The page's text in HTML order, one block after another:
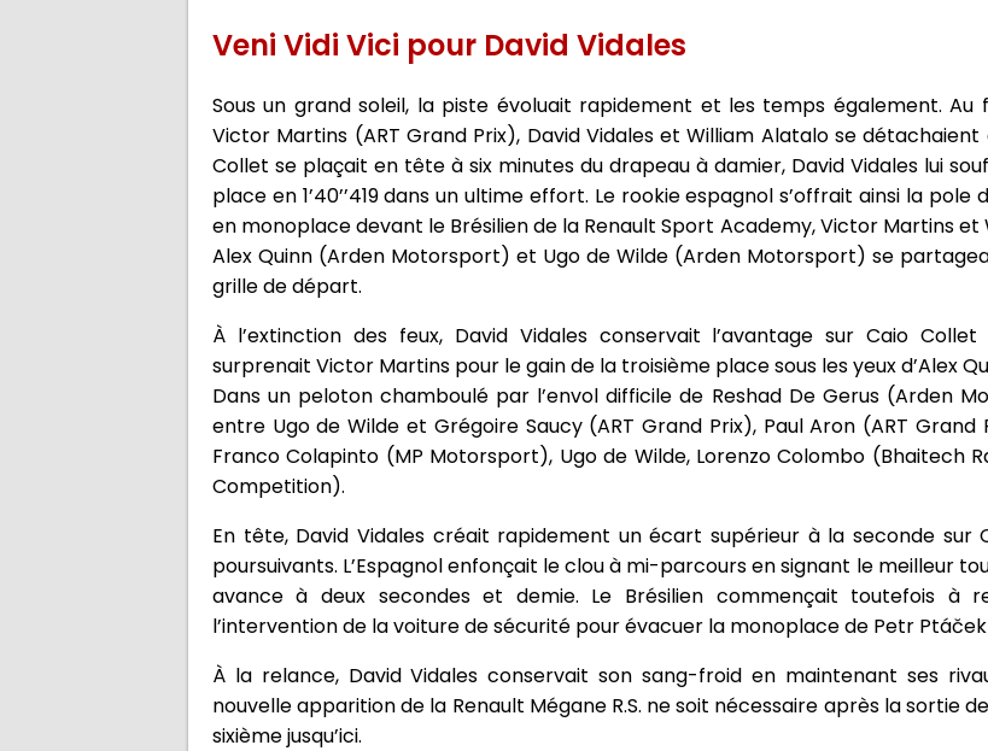
Veni Vidi Vici pour David Vidales
Sous un grand soleil, la piste évoluait rapidement et les temps également. Au
Victor Martins (ART Grand Prix), David Vidales et William Alatalo se détachaient
Collet se plaçait en tête à six minutes du drapeau à damier, David Vidales lui
place en 1’40’’419 dans un ultime effort. Le rookie espagnol s’offrait ainsi la
en monoplace devant le Brésilien de la Renault Sport Academy, Victor Martins et
Alex Quinn (Arden Motorsport) et Ugo de Wilde (Arden Motorsport) se
grille de départ.
À l’extinction des feux, David Vidales conservait l’avantage sur Caio
surprenait Victor Martins pour le gain de la troisième place sous les yeux d’Alex
Dans un peloton chamboulé par l’envol difficile de Reshad De Gerus (Arden
entre Ugo de Wilde et Grégoire Saucy (ART Grand Prix), Paul Aron (ART
Franco Colapinto (MP Motorsport), Ugo de Wilde, Lorenzo Colombo (Bhaitech
Competition).
En tête, David Vidales créait rapidement un écart supérieur à la seconde sur
poursuivants. L’Espagnol enfonçait le clou à mi-parcours en signant le meilleur
avance à deux secondes et demie. Le Brésilien commençait toutefois à
l’intervention de la voiture de sécurité pour évacuer la monoplace de Petr
À la relance, David Vidales conservait son sang-froid en maintenant ses
nouvelle apparition de la Renault Mégane R.S. ne soit nécessaire après la sortie
sixième jusqu’ici.